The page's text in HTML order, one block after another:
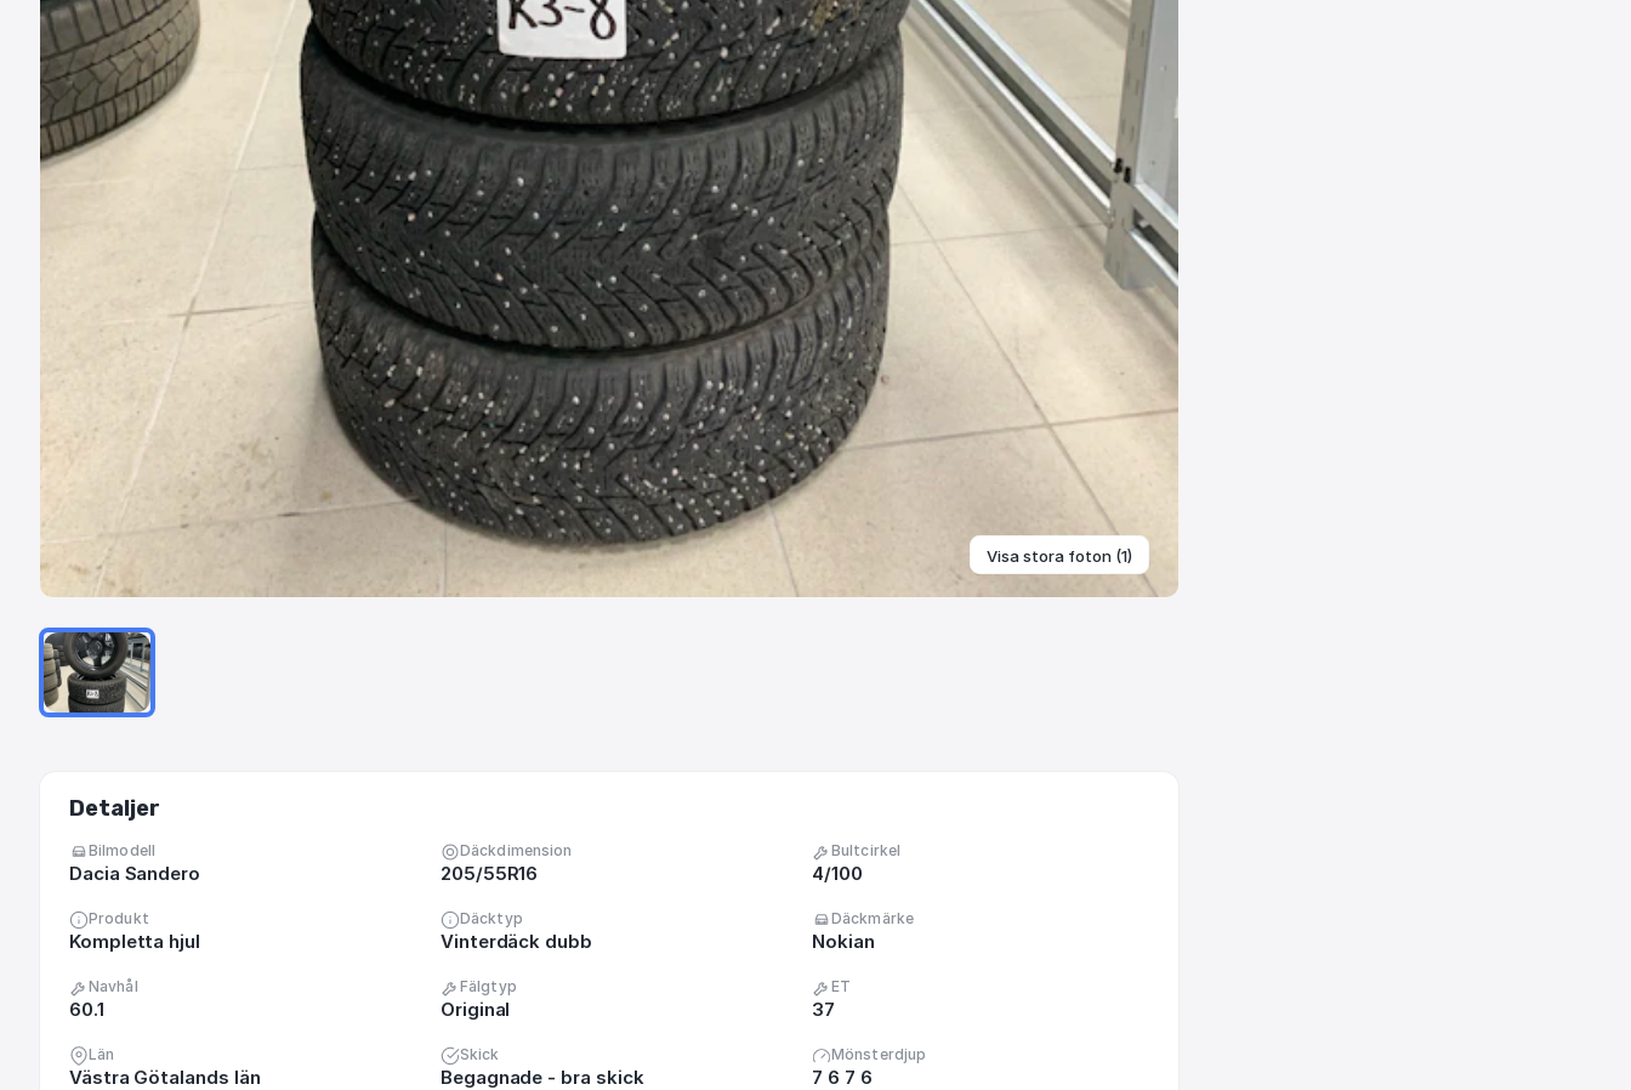
Visa stora foton (1)
Detaljer
Bilmodell
Dacia Sandero
Däckdimension
205/55R16
Bultcirkel
4/100
Produkt
Kompletta hjul
Däcktyp
Vinterdäck dubb
Däckmärke
Nokian
Navhål
60.1
Fälgtyp
Original
ET
37
Län
Västra Götalands län
Skick
Begagnade - bra skick
Mönsterdjup
7 6 7 6